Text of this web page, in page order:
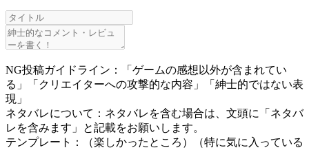
NG投稿ガイドライン：「ゲームの感想以外が含まれてい
る」「クリエイターへの攻撃的な内容」「紳士的ではない表
現」
ネタバレについて：ネタバレを含む場合は、文頭に「ネタバ
レを含みます」と記載をお願いします。
テンプレート：（楽しかったところ）（特に気に入っている